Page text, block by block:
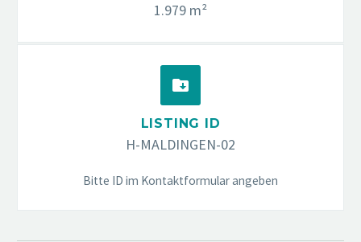
1.979 m²


LISTING ID
H-MALDINGEN-02
Bitte ID im Kontaktformular angeben